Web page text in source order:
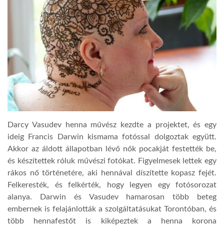
Darcy Vasudev henna művész kezdte a projektet, és egy
ideig Francis Darwin kismama fotóssal dolgoztak együtt.
Akkor az áldott állapotban lévő nők pocakját festették be,
és készítettek róluk művészi fotókat. Figyelmesek lettek egy
rákos nő történetére, aki hennával díszítette kopasz fejét.
Felkeresték, és felkérték, hogy legyen egy fotósorozat
alanya. Darwin és Vasudev hamarosan több beteg
embernek is felajánlották a szolgáltatásukat Torontóban, és
több hennafestőt is kiképeztek a henna korona